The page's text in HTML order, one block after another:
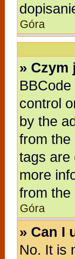
Góra
» Czym
control
by the
from the
tags are
more
from the
Góra
» Can I
No. It is